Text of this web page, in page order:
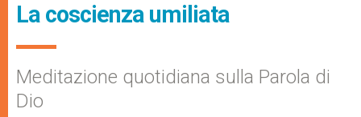
La coscienza umiliata
Meditazione quotidiana sulla Parola di
Dio